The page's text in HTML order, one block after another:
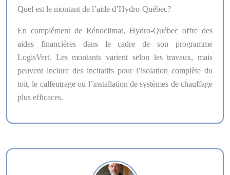
Quel est le montant de l’aide d’Hydro-Québec?
En complément de Rénoclimat, Hydro-Québec offre des
aides financières dans le cadre de son programme
LogisVert. Les montants varient selon les travaux, mais
peuvent inclure des incitatifs pour l’isolation complète du
toit, le calfeutrage ou l’installation de systèmes de chauffage
plus efficaces.